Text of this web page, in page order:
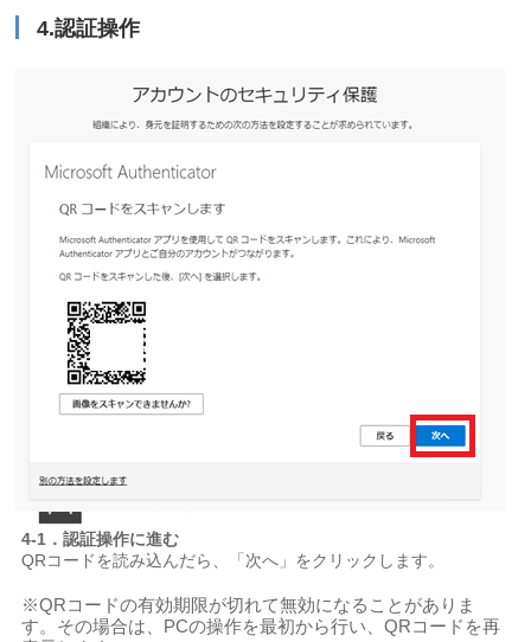
4.認証操作
4-1．認証操作に進む
QRコードを読み込んだら、「次へ」をクリックします。
※QRコードの有効期限が切れて無効になることがありま
す。その場合は、PCの操作を最初から行い、QRコードを再